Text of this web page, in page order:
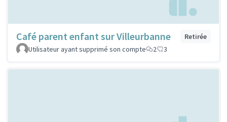
Café parent enfant sur Villeurbanne
Retirée
Utilisateur ayant supprimé son compte
2 3